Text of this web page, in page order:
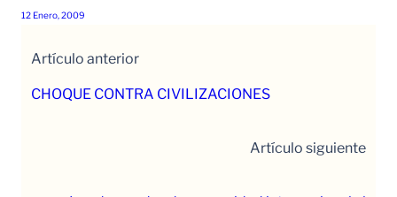
12 Enero, 2009
Artículo anterior
CHOQUE CONTRA CIVILIZACIONES
Artículo siguiente